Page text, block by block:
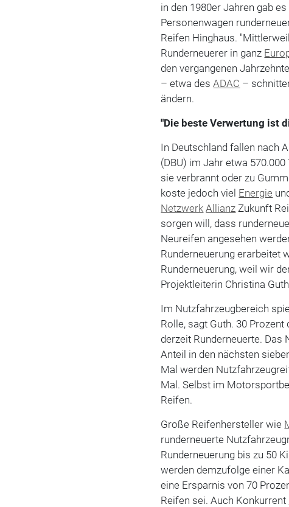
in den 1980er Jahren gab
Personenwagen
Reifen Hinghaus.
Runderneuerer in ganz
den vergangenen
– etwa desADAC –
ändern.
"Die beste Verwertung ist
In Deutschland fallen nach
(DBU) im Jahr etwa
sie verbrannt oder zu
koste jedoch viel Energie
Netzwerk Allianz Zukunft
sorgen will, dass
Neureifen angesehen
Runderneuerung erarbeitet
Runderneuerung, weil wir
Projektleiterin Christina
Im Nutzfahrzeugbereich
Rolle, sagt Guth. 30
derzeit Runderneuerte. Das
Anteil in den nächsten
Mal werden
Mal. Selbst im
Reifen.
Große Reifenhersteller wie
runderneuerte
Runderneuerung bis zu 50
werden demzufolge einer
eine Ersparnis von 70
Reifen sei. Auch Konkurrent